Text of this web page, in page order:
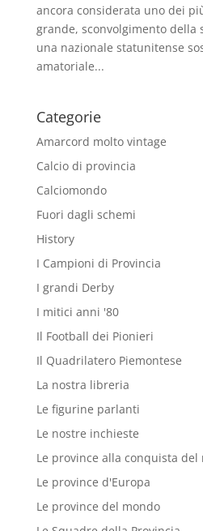
ancora considerata uno dei
grande, sconvolgimento della
una nazionale statunitense
amatoriale...
Categorie
Amarcord molto vintage
Calcio di provincia
Calciomondo
Fuori dagli schemi
History
I Campioni di Provincia
I grandi Derby
I mitici anni '80
Il Football dei Pionieri
Il Quadrilatero Piemontese
La nostra libreria
Le figurine parlanti
Le nostre inchieste
Le province alla conquista del
Le province d'Europa
Le province del mondo